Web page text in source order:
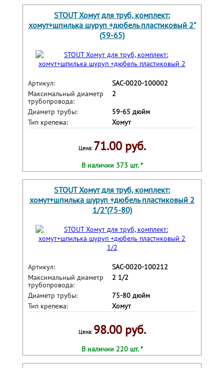
STOUT Хомут для труб, комплект:
хомут+шпилька шуруп +дюбель пластиковый 2"
(59-65)
Артикул:
SAC-0020-100002
Максимальный диаметр
трубопровода:
2
Диаметр трубы:
59-65 дюйм
Тип крепежа:
Хомут
Цена: 71.00 руб.
В наличии 373 шт. *
STOUT Хомут для труб, комплект:
хомут+шпилька шуруп +дюбель пластиковый 2
1/2"(75-80)
Артикул:
SAC-0020-100212
Максимальный диаметр
трубопровода:
2 1/2
Диаметр трубы:
75-80 дюйм
Тип крепежа:
Хомут
Цена: 98.00 руб.
В наличии 220 шт. *